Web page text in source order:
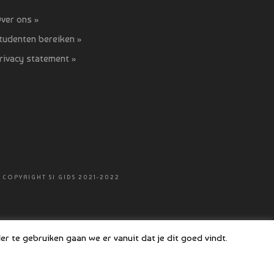
ons »
bereiken »
statement »
SI GIDS 2021-2022
te gebruiken gaan we er vanuit dat je dit goed vindt.